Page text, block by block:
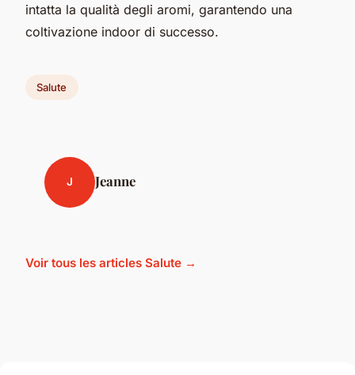
intatta la qualità degli aromi, garantendo una
coltivazione indoor di successo.
Salute
J Jeanne
Voir tous les articles Salute →